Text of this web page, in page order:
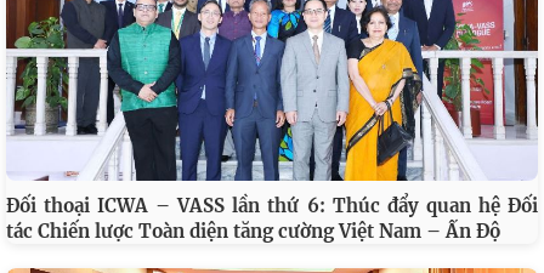
Đối thoại ICWA – VASS lần thứ 6: Thúc đẩy quan hệ Đối
tác Chiến lược Toàn diện tăng cường Việt Nam – Ấn Độ